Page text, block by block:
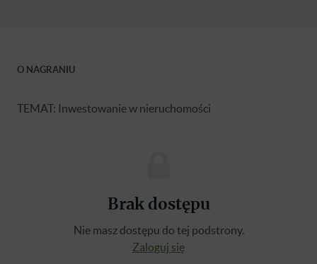
O NAGRANIU
TEMAT: Inwestowanie w nieruchomości
Brak dostępu
Nie masz dostępu do tej podstrony.
Zaloguj się